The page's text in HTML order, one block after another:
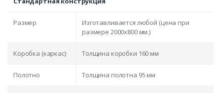
Размер
Изготавливается любой (цена при
размере 2000x800 мм.)
Коробка (каркас) Толщина коробки 160 мм
Полотно Толщина полотна 95 мм